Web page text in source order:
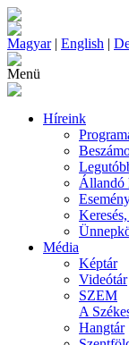
Magyar| English |
Menü
Híreink
Állandó
Média
Képtár
Videótár
SZEM
A
Hangtár